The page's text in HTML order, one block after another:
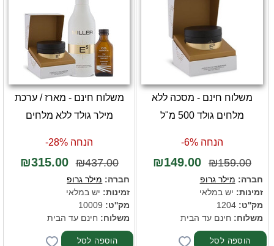
משלוח חינם - מסכה ללא
מלחים גולד 500 מ"ל
הנחה 6%-
₪159.00
₪149.00
חברה: מילר גרופ
זמינות: יש במלאי
מק''ט: 1204
משלוח: חינם עד הבית
משלוח חינם - מארז / ערכת
מילר גולד ללא מלחים
הנחה 28%-
₪437.00
₪315.00
חברה: מילר גרופ
זמינות: יש במלאי
מק''ט:
משלוח: חינם עד הבית